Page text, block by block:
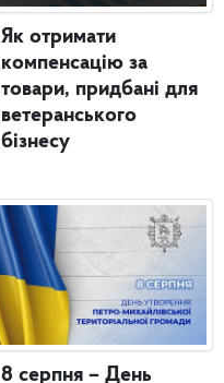
Як отримати
компенсацію за
товари, придбані для
ветеранського
бізнесу
8 серпня – День